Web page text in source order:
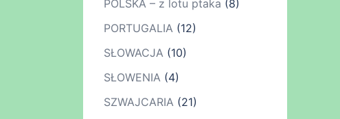
POLSKA – z lotu ptaka (8)
PORTUGALIA(12)
SŁOWACJA(10)
SŁOWENIA(4)
SZWAJCARIA(21)